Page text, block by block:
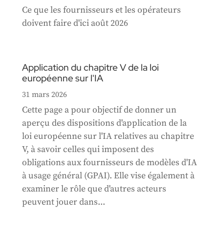
Ce que les fournisseurs et les opérateurs
doivent faire d'ici août 2026
Application du chapitre V de la loi
européenne sur l'IA
31 mars 2026
Cette page a pour objectif de donner un
aperçu des dispositions d'application de la
loi européenne sur l'IA relatives au chapitre
V, à savoir celles qui imposent des
obligations aux fournisseurs de modèles d'IA
à usage général (GPAI). Elle vise également à
examiner le rôle que d'autres acteurs
peuvent jouer dans...